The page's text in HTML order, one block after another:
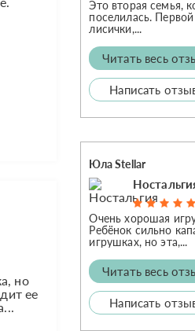
но
ее
Это вторая семья,
поселилась.
лисички,...
Читать весь
Написать
Юла Stellar
Очень хорошая
Ребёнок сильно
игрушках, но эта,...
Читать весь
Написать